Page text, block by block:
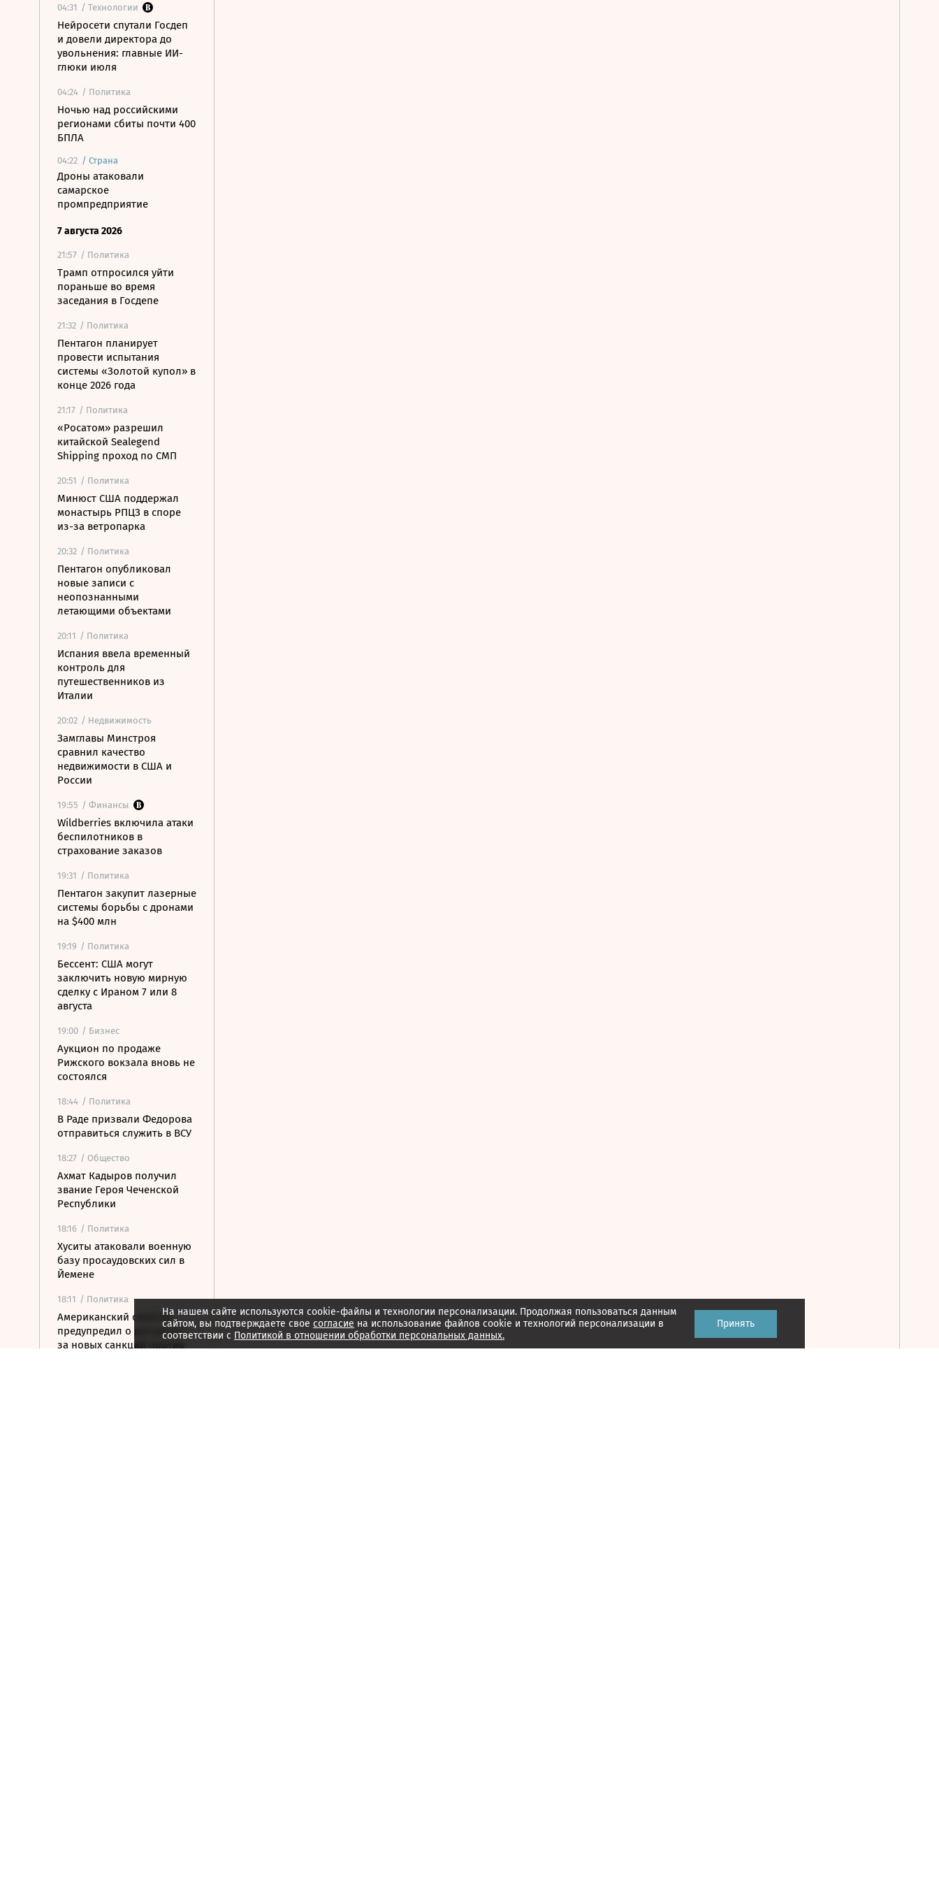
04:31 / Технологии
Нейросети спутали Госдеп
и довели директора до
увольнения: главные ИИ-
глюки июля
04:24 / Политика
Ночью над российскими
регионами сбиты почти 400
БПЛА
04:22 / Страна
Дроны атаковали
самарское
промпредприятие
7 августа 2026
21:57 / Политика
Трамп отпросился уйти
пораньше во время
заседания в Госдепе
21:32 / Политика
Пентагон планирует
провести испытания
системы «Золотой купол» в
конце 2026 года
21:17 / Политика
«Росатом» разрешил
китайской Sealegend
Shipping проход по СМП
20:51 / Политика
Минюст США поддержал
монастырь РПЦЗ в споре
из-за ветропарка
20:32 / Политика
Пентагон опубликовал
новые записи с
неопознанными
летающими объектами
20:11 / Политика
Испания ввела временный
контроль для
путешественников из
Италии
20:02 / Недвижимость
Замглавы Минстроя
сравнил качество
недвижимости в США и
России
19:55 / Финансы
Wildberries включила атаки
беспилотников в
страхование заказов
19:31 / Политика
Пентагон закупит лазерные
системы борьбы с дронами
на $400 млн
19:19 / Политика
Бессент: США могут
заключить новую мирную
сделку с Ираном 7 или 8
августа
19:00 / Бизнес
Аукцион по продаже
Рижского вокзала вновь не
состоялся
18:44 / Политика
В Раде призвали Федорова
отправиться служить в ВСУ
18:27 / Общество
Ахмат Кадыров получил
звание Героя Чеченской
Республики
18:16 / Политика
Хуситы атаковали военную
базу просаудовских сил в
Йемене
18:11 / Политика
Американский сенатор
предупредил о рисках из-
за новых санкций против
На нашем сайте используются cookie-файлы и технологии персонализации. Продолжая пользоваться данным
сайтом, вы подтверждаете свое согласие на использование файлов cookie и технологий персонализации в
соответствии с Политикой в отношении обработки персональных данных.
Принять